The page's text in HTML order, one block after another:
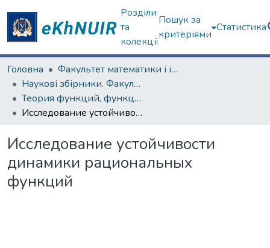
Розділи
та
колекції
Пошук за
критеріями
Статистика
Головна
Факультет математики і інформатики
Наукові збірники. Факультет математики і інформатики
Теория функций, функциональный анализ и их приложения (1965–1985 гг.)
Исследование устойчивости динамики рациональных функций
Исследование устойчивости
динамики рациональных
функций